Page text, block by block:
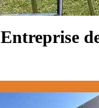
Entreprise